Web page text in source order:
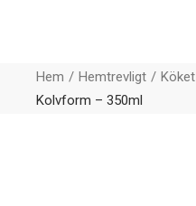
Hem Hemtrevligt Köket
Kolvform – 350ml